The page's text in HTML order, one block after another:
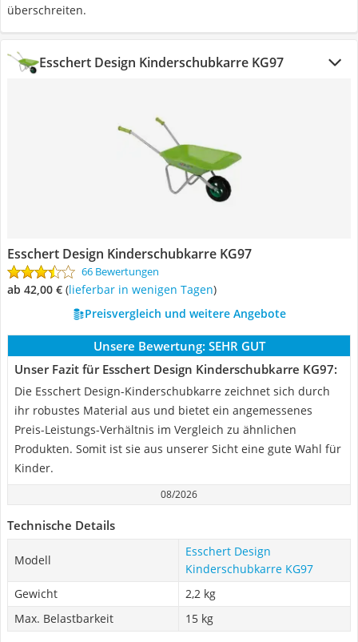
überschreiten.
Esschert Design Kinderschubkarre KG97
Esschert Design Kinderschubkarre KG97
66 Bewertungen
ab 42,00 € ( Lieferbar in wenigen Tagen)
Preisvergleich und weitere Angebote
Unsere Bewertung: SEHR GUT
Unser Fazit für Esschert Design Kinderschubkarre KG97:
Die Esschert Design-Kinderschubkarre zeichnet sich durch
ihr robustes Material aus und bietet ein angemessenes
Preis-Leistungs-Verhältnis im Vergleich zu ähnlichen
Produkten. Somit ist sie aus unserer Sicht eine gute Wahl für
Kinder.
08/2026
Technische Details
Modell
Esschert Design
Kinderschubkarre KG97
Gewicht
2,2 kg
Max. Belastbarkeit
15 kg